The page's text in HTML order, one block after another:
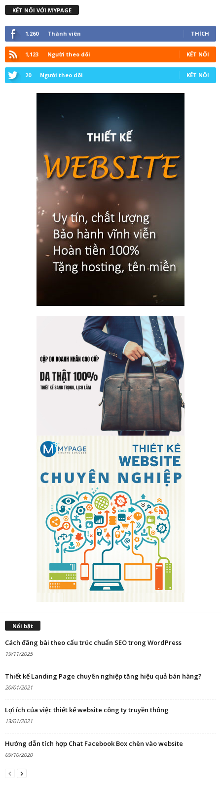
KẾT NỐI VỚI MYPAGE
1,260 Thành viên THÍCH
1,123 Người theo dõi KẾT NỐI
20 Người theo dõi KẾT NỐI
Nổi bật
Cách đăng bài theo cấu trúc chuẩn SEO trong WordPress
19/11/2025
Thiết kế Landing Page chuyên nghiệp tăng hiệu quả bán hàng?
20/01/2021
Lợi ích của việc thiết kế website công ty truyền thông
13/01/2021
Hướng dẫn tích hợp Chat Facebook Box chèn vào website
09/10/2020